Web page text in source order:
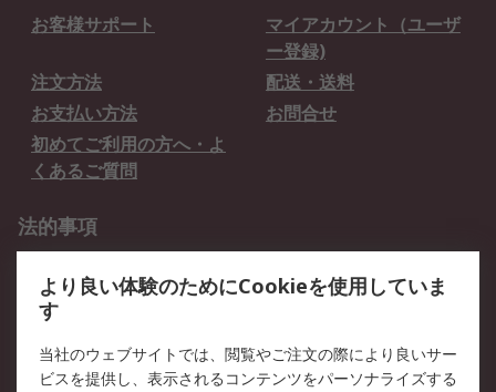
お客様サポート
マイアカウント（ユーザ
ー登録)
注文方法
配送・送料
お支払い方法
お問合せ
初めてご利用の方へ・よ
くあるご質問
法的事項
クッキーポリシー
RSについて
より良い体験のためにCookieを使用していま
す
当社のウェブサイトでは、閲覧やご注文の際により良いサー
ビスを提供し、表示されるコンテンツをパーソナライズする